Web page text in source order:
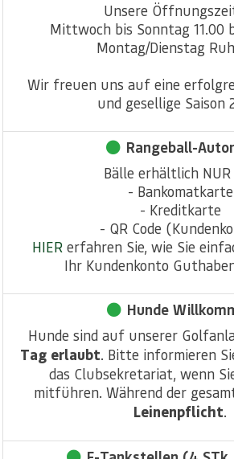
Unsere
Mittwoch bis Sonntag 11.00
Montag/Dienstag
Wir freuen uns auf eine
und gesellige Saison
Rangeball-
Bälle erhältlich NUR
- Bankomatkarte
- Kreditkarte
- QR Code
HIER erfahren Sie, wie Sie
Ihr Kundenkonto
Hunde
Hunde sind auf unserer
Tag erlaubt. Bitte informieren
das Clubsekretariat, wenn
mitführen. Während der
Leinenpflicht.